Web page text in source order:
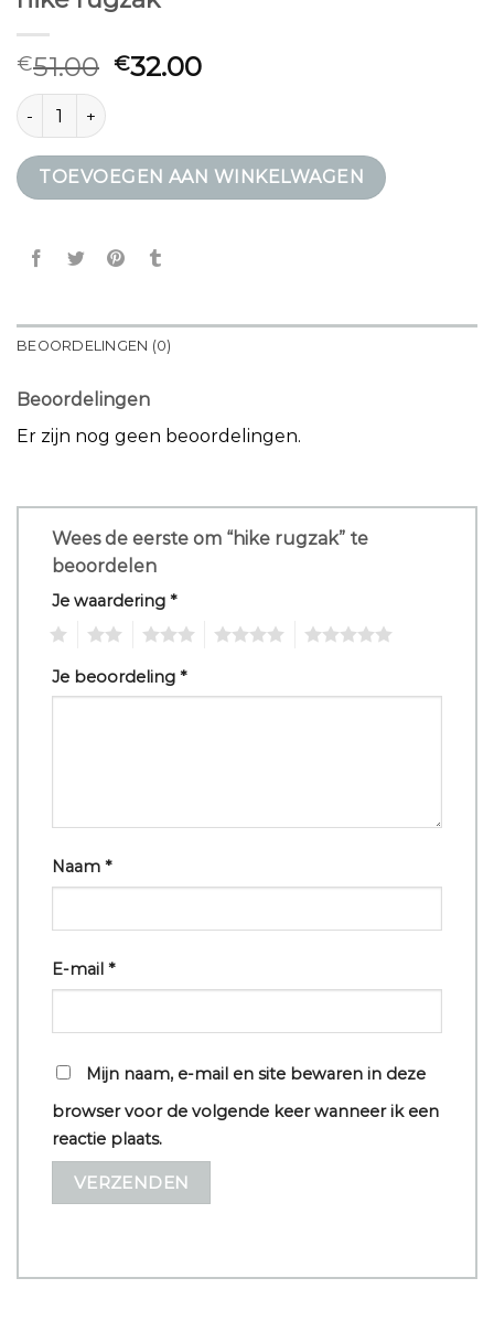
€51.00 €32.00
hike rugzak aantal
TOEVOEGEN AAN WINKELWAGEN
BEOORDELINGEN (0)
Beoordelingen
Er zijn nog geen beoordelingen.
Wees de eerste om “hike rugzak” te
beoordelen
Je waardering *
Je beoordeling *
Naam *
E-mail *
Mijn naam, e-mail en site bewaren in deze
browser voor de volgende keer wanneer ik een
reactie plaats.